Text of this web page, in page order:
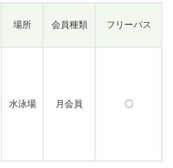
場所 会員種類 フリーパス
水泳場 月会員 〇